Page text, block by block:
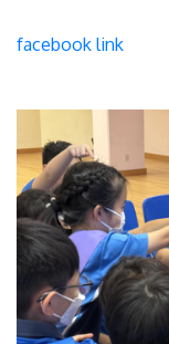
facebook link